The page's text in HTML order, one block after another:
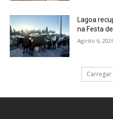
Lagoa
na Festa
Agosto 6,
Carregar